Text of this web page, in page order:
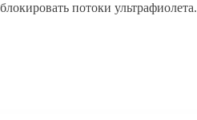
блокировать потоки ультрафиолета.